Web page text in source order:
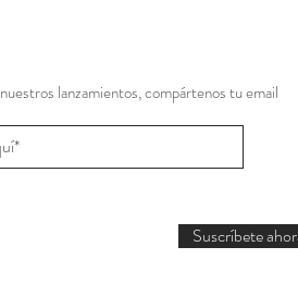
lanzamientos, compártenos tu email
Suscríbete